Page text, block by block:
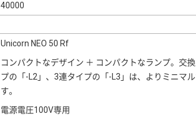
40000
Unicorn NEO 50 Rf
コンパクトなデザイン ＋ コンパクトなランプ。交
プの「-L2」、3連タイプの「-L3」は、よりミニマ
す。
電源電圧100V専用